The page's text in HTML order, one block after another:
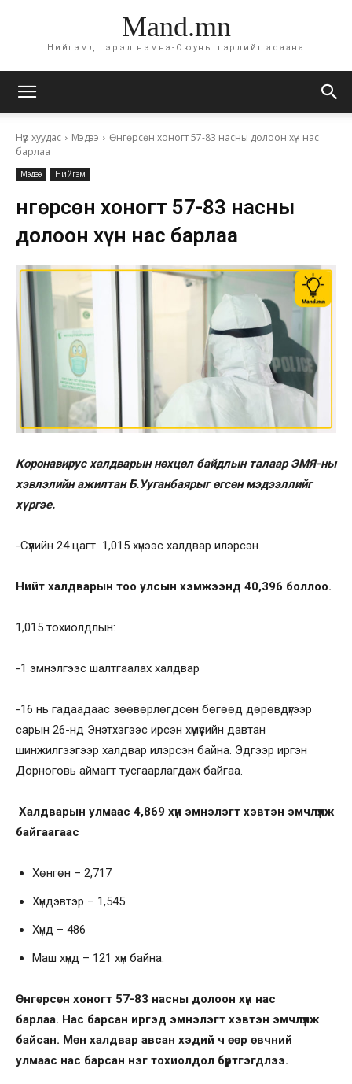
Mand.mn
Нийгэмд гэрэл нэмнэ-Оюуны гэрлийг асаана
Нүүр хуудас Мэдээ
Өнгөрсөн хоногт 57-83 насны долоон хүн нас
барлаа
Мэдээ Нийгэм
Өнгөрсөн хоногт 57-83 насны
долоон хүн нас барлаа
Коронавирус халдварын нөхцөл байдлын талаар ЭМЯ-ны
хэвлэлийн ажилтан Б.Ууганбаярыг өгсөн мэдээллийг
хүргэе.
-Сүүлийн 24 цагт 1,015 хүнээс халдвар илэрсэн.
Нийт халдварын тоо улсын хэмжээнд 40,396 боллоо.
1,015 тохиолдлын:
-1 эмнэлгээс шалтгаалах халдвар
-16 нь гадаадаас зөөвөрлөгдсөн бөгөөд дөрөвдүгээр
сарын 26-нд Энэтхэгээс ирсэн хүмүүсийн давтан
шинжилгээгээр халдвар илэрсэн байна. Эдгээр иргэн
Дорноговь аймагт тусгаарлагдаж байгаа.
Халдварын улмаас 4,869 хүн эмнэлэгт хэвтэн эмчлүүлж
байгаагаас
Хөнгөн – 2,717
Хүндэвтэр – 1,545
Хүнд – 486
Маш хүнд – 121 хүн байна.
Өнгөрсөн хоногт 57-83 насны долоон хүн нас
барлаа. Нас барсан иргэд эмнэлэгт хэвтэн эмчлүүлж
байсан. Мөн халдвар авсан хэдий ч өөр өвчний
улмаас нас барсан нэг тохиолдол бүртгэгдлээ.